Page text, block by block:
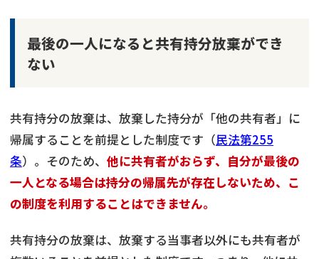
最後の一人になると共有持分放棄ができ
ない
共有持分の放棄は、放棄した持分が「他の共有者」に
帰属することを前提とした制度です（民法第255
条）。そのため、 他に共有者がおらず、自分が最後の
一人となる場合は持分の帰属先が存在しないため、こ
の制度を利用することはできません。
共有持分の放棄は、放棄する当事者以外にも共有者が